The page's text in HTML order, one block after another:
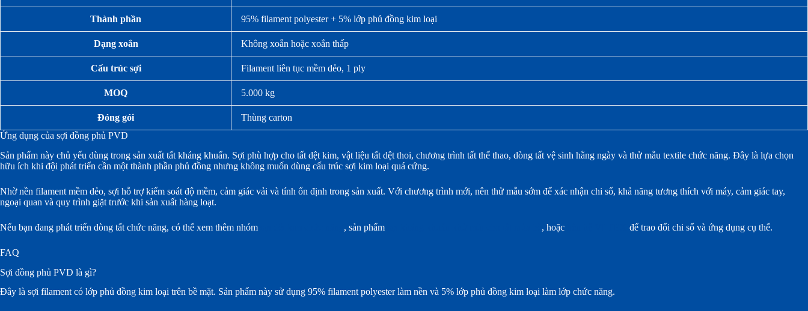
Thành phần 95% filament polyester + 5% lớp phủ đồng kim loại
Dạng xoắn Không xoắn hoặc xoắn thấp
Cấu trúc sợi Filament liên tục mềm dẻo, 1 ply
MOQ 5.000 kg
Đóng gói
Thùng carton
Ứng dụng của sợi đồng phủ PVD
Sản phẩm này chủ yếu dùng trong sản xuất tất kháng khuẩn. Sợi phù hợp cho tất dệt kim, vật liệu tất dệt thoi, chương trình tất thể thao, dòng tất vệ sinh hằng ngày và thử mẫu textile chức năng. Đây là lựa chọn
hữu ích khi đội phát triển cần một thành phần phủ đồng nhưng không muốn dùng cấu trúc sợi kim loại quá cứng.
Nhờ nền filament mềm dẻo, sợi hỗ trợ kiểm soát độ mềm, cảm giác vải và tính ổn định trong sản xuất. Với chương trình mới, nên thử mẫu sớm để xác nhận chi số, khả năng tương thích với máy, cảm giác tay,
ngoại quan và quy trình giặt trước khi sản xuất hàng loạt.
Nếu bạn đang phát triển dòng tất chức năng, có thể xem thêm nhóm , sản phẩm , hoặc để trao đổi chi số và ứng dụng cụ thể.
FAQ
Sợi đồng phủ PVD là gì?
Đây là sợi filament có lớp phủ đồng kim loại trên bề mặt. Sản phẩm này sử dụng 95% filament polyester làm nền và 5% lớp phủ đồng kim loại làm lớp chức năng.